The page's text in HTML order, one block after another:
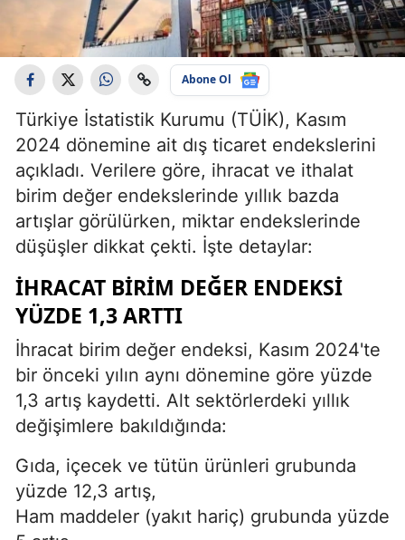
Abone Ol
Türkiye İstatistik Kurumu (TÜİK), Kasım
2024 dönemine ait dış ticaret endekslerini
açıkladı. Verilere göre, ihracat ve ithalat
birim değer endekslerinde yıllık bazda
artışlar görülürken, miktar endekslerinde
düşüşler dikkat çekti. İşte detaylar:
İHRACAT BIRIM DEĞER ENDEKSI
YÜZDE 1,3 ARTTI
İhracat birim değer endeksi, Kasım 2024'te
bir önceki yılın aynı dönemine göre yüzde
1,3 artış kaydetti. Alt sektörlerdeki yıllık
değişimlere bakıldığında:
Gıda, içecek ve tütün ürünleri grubunda
yüzde 12,3 artış,
Ham maddeler (yakıt hariç) grubunda yüzde